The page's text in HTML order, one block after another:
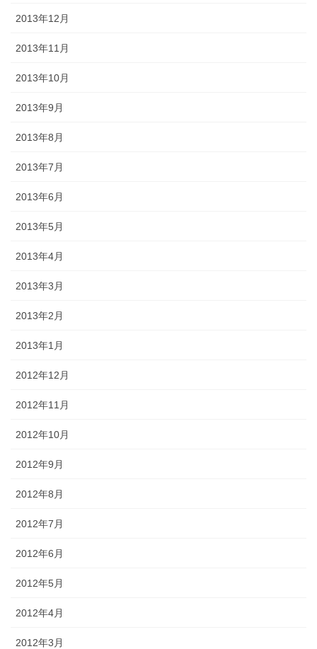
2013年12月
2013年11月
2013年10月
2013年9月
2013年8月
2013年7月
2013年6月
2013年5月
2013年4月
2013年3月
2013年2月
2013年1月
2012年12月
2012年11月
2012年10月
2012年9月
2012年8月
2012年7月
2012年6月
2012年5月
2012年4月
2012年3月